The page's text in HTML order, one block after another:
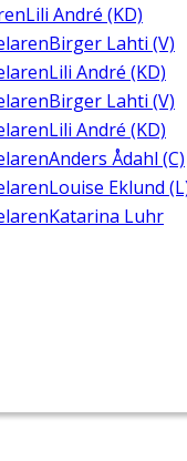
Lili André (KD)
Birger Lahti (V)
Lili André (KD)
Birger Lahti (V)
Lili André (KD)
Anders Ådahl (C)
Louise Eklund
Katarina Luhr